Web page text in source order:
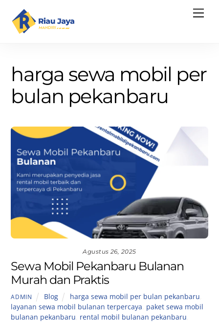
content
harga sewa mobil per
bulan pekanbaru
Agustus 26, 2025
Sewa Mobil Pekanbaru Bulanan
Murah dan Praktis
ADMIN Blog harga sewa mobil per bulan pekanbaru
layanan sewa mobil bulanan terpercaya paket sewa mobil
bulanan pekanbaru rental mobil bulanan pekanbaru